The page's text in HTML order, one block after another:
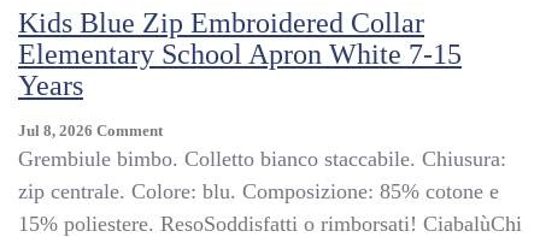
Kids Blue Zip Embroidered Collar
Elementary School Apron White 7-15
Years
Jul 8, 2026 CommentOn
Kids
Zip
Embroidered
Grembiule bimbo. Colletto bianco staccabile. Chiusura:
zip centrale. Colore: blu. Composizione: 85% cotone e
15% poliestere. ResoSoddisfatti o rimborsati! CiabalùChi